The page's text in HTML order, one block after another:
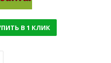
В 1 КЛИК